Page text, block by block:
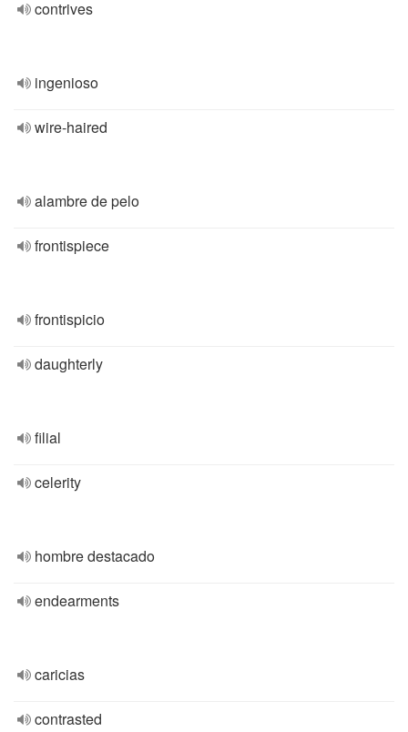
contrives
ingenioso
wire-haired
alambre de pelo
frontispiece
frontispicio
daughterly
filial
celerity
hombre destacado
endearments
caricias
contrasted